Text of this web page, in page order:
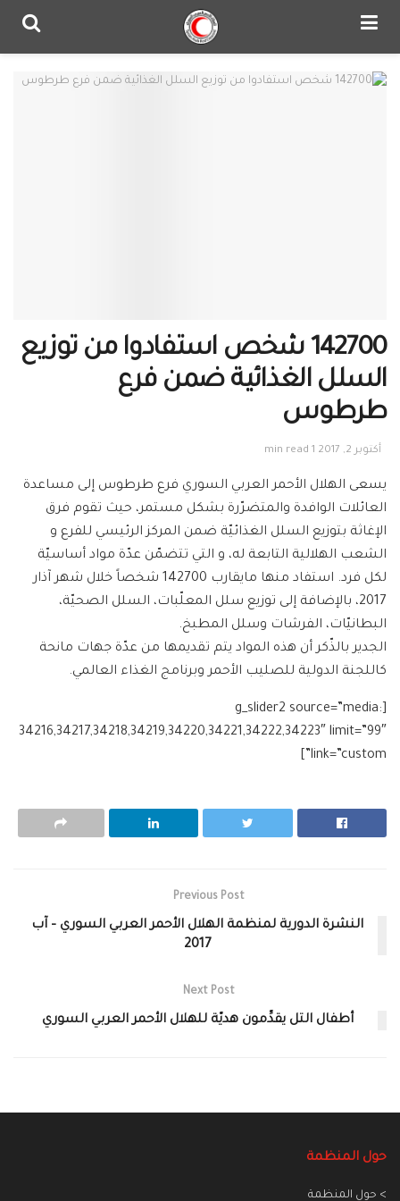
142700 شخص استفادوا من توزيع
السلل الغذائية ضمن فرع
طرطوس
أكتوبر 2, 2017 1 min read
يسعى الهلال الأحمر العربي السوري فرع طرطوس إلى مساعدة
العائلات الوافدة والمتضرّرة بشكل مستمر، حيث تقوم فرق
الإغاثة بتوزيع السلل الغذائيّة ضمن المركز الرئيسي للفرع و
الشعب الهلالية التابعة له، و التي تتضمّن عدّة مواد أساسيّة
لكل فرد. استفاد منها مايقارب 142700 شخصاً خلال شهر آذار
2017، بالإضافة إلى توزيع سلل المعلّبات، السلل الصحيّة،
البطانيّات، الفرشات وسلل المطبخ.
الجدير بالذّكر أن هذه المواد يتم تقديمها من عدّة جهات مانحة
كاللجنة الدولية للصليب الأحمر وبرنامج الغذاء العالمي.
[g_slider2 source=”media:
34216,34217,34218,34219,34220,34221,34222,34223″ limit=”99″
link=”custom”]
Previous Post
النشرة الدورية لمنظمة الهلال الأحمر العربي السوري – آب
2017
Next Post
أطفال التل يقدِّمون هديّة للهلال الأحمر العربي السوري
حول المنظمة
> حول المنظمة